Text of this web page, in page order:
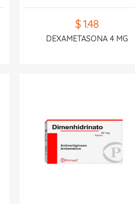
$ 1.48
DEXAMETASONA 4 MG